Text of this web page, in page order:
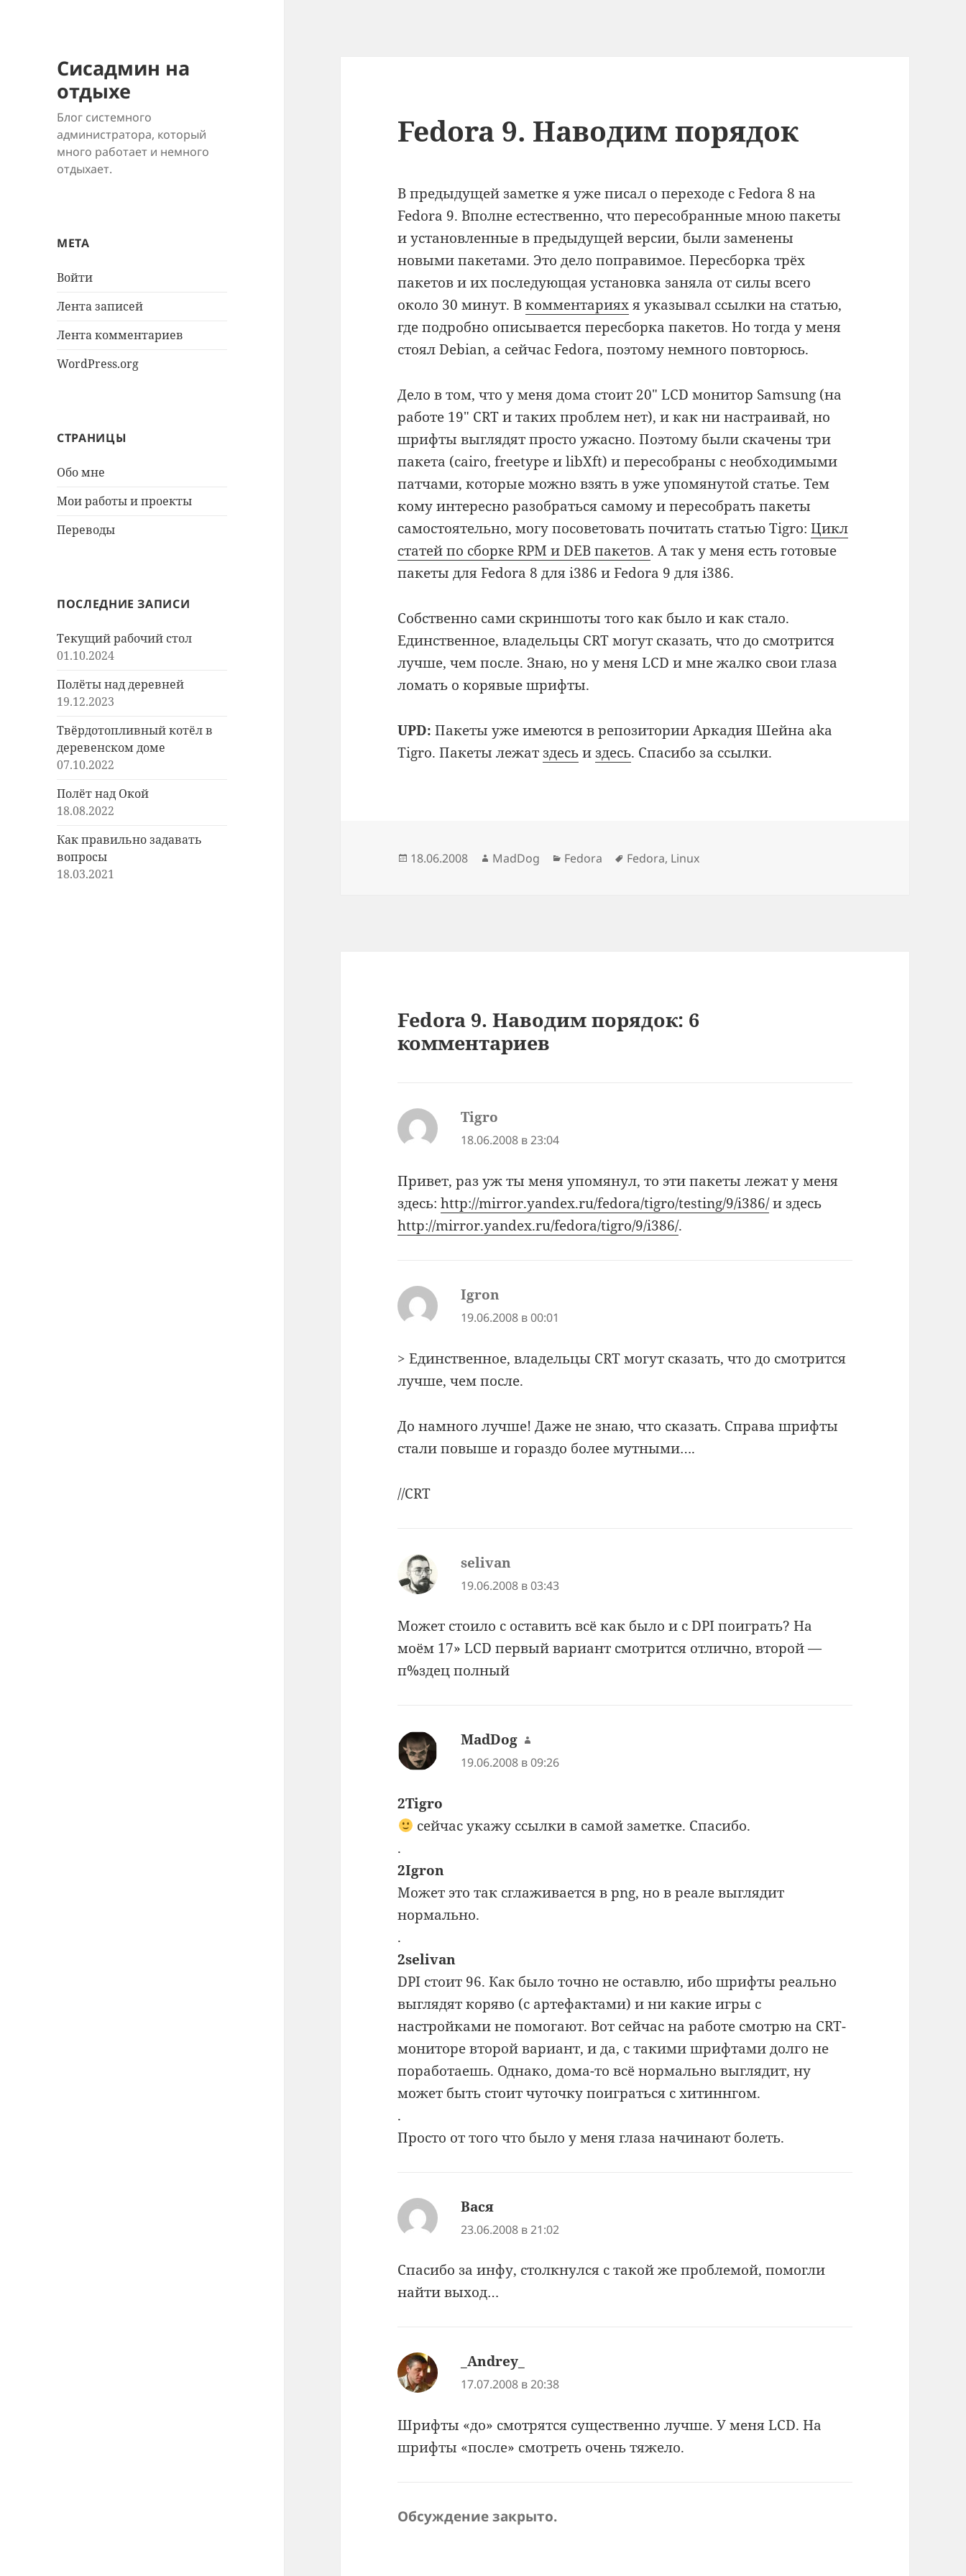
Сисадмин на
отдыхе
Блог системного
администратора, который
много работает и немного
отдыхает.
МЕТА
Войти
Лента записей
Лента комментариев
WordPress.org
СТРАНИЦЫ
Обо мне
Мои работы и проекты
Переводы
ПОСЛЕДНИЕ ЗАПИСИ
Текущий рабочий стол
01.10.2024
Полёты над деревней
19.12.2023
Твёрдотопливный котёл в
деревенском доме
07.10.2022
Полёт над Окой
18.08.2022
Как правильно задавать
вопросы
18.03.2021
Fedora 9. Наводим порядок
В предыдущей заметке я уже писал о переходе с Fedora 8 на
Fedora 9. Вполне естественно, что пересобранные мною пакеты
и установленные в предыдущей версии, были заменены
новыми пакетами. Это дело поправимое. Пересборка трёх
пакетов и их последующая установка заняла от силы всего
около 30 минут. Вкомментарияхя указывал ссылки на статью,
где подробно описывается пересборка пакетов. Но тогда у меня
стоял Debian, а сейчас Fedora, поэтому немного повторюсь.
Дело в том, что у меня дома стоит 20″ LCD монитор Samsung (на
работе 19″ CRT и таких проблем нет), и как ни настраивай, но
шрифты выглядят просто ужасно. Поэтому были скачены три
пакета (cairo, freetype и libXft) и пересобраны с необходимыми
патчами, которые можно взять в уже упомянутой статье. Тем
кому интересно разобраться самому и пересобрать пакеты
самостоятельно, могу посоветовать почитать статью Tigro:Цикл
статей по сборке RPM и DEB пакетов. А так у меня есть готовые
пакеты для Fedora 8 для i386 и Fedora 9 для i386.
Собственно сами скриншоты того как было и как стало.
Единственное, владельцы CRT могут сказать, что до смотрится
лучше, чем после. Знаю, но у меня LCD и мне жалко свои глаза
ломать о корявые шрифты.
UPD: Пакеты уже имеются в репозитории Аркадия Шейна aka
Tigro. Пакеты лежатздесьиздесь. Спасибо за ссылки.
Опубликовано
18.06.2008 Автор
MadDog Рубрики
Fedora Метки
Fedora, Linux
Fedora 9. Наводим порядок: 6
комментариев
Tigro
18.06.2008 в 23:04
Привет, раз уж ты меня упомянул, то эти пакеты лежат у меня
здесь:http://mirror.yandex.ru/fedora/tigro/testing/9/i386/и здесь
http://mirror.yandex.ru/fedora/tigro/9/i386/.
Igron
19.06.2008 в 00:01
> Единственное, владельцы CRT могут сказать, что до смотрится
лучше, чем после.
До намного лучше! Даже не знаю, что сказать. Справа шрифты
стали повыше и гораздо более мутными….
//CRT
selivan
19.06.2008 в 03:43
Может стоило с оставить всё как было и с DPI поиграть? На
моём 17» LCD первый вариант смотрится отлично, второй —
п%здец полный
MadDog :
19.06.2008 в 09:26
2Tigro
сейчас укажу ссылки в самой заметке. Спасибо.
.
2Igron
Может это так сглаживается в png, но в реале выглядит
нормально.
.
2selivan
DPI стоит 96. Как было точно не оставлю, ибо шрифты реально
выглядят коряво (с артефактами) и ни какие игры с
настройками не помогают. Вот сейчас на работе смотрю на CRT-
мониторе второй вариант, и да, с такими шрифтами долго не
поработаешь. Однако, дома-то всё нормально выглядит, ну
может быть стоит чуточку поиграться с хитиннгом.
.
Просто от того что было у меня глаза начинают болеть.
Вася
23.06.2008 в 21:02
Спасибо за инфу, столкнулся с такой же проблемой, помогли
найти выход…
_Andrey_
17.07.2008 в 20:38
Шрифты «до» смотрятся существенно лучше. У меня LCD. На
шрифты «после» смотреть очень тяжело.
Обсуждение закрыто.